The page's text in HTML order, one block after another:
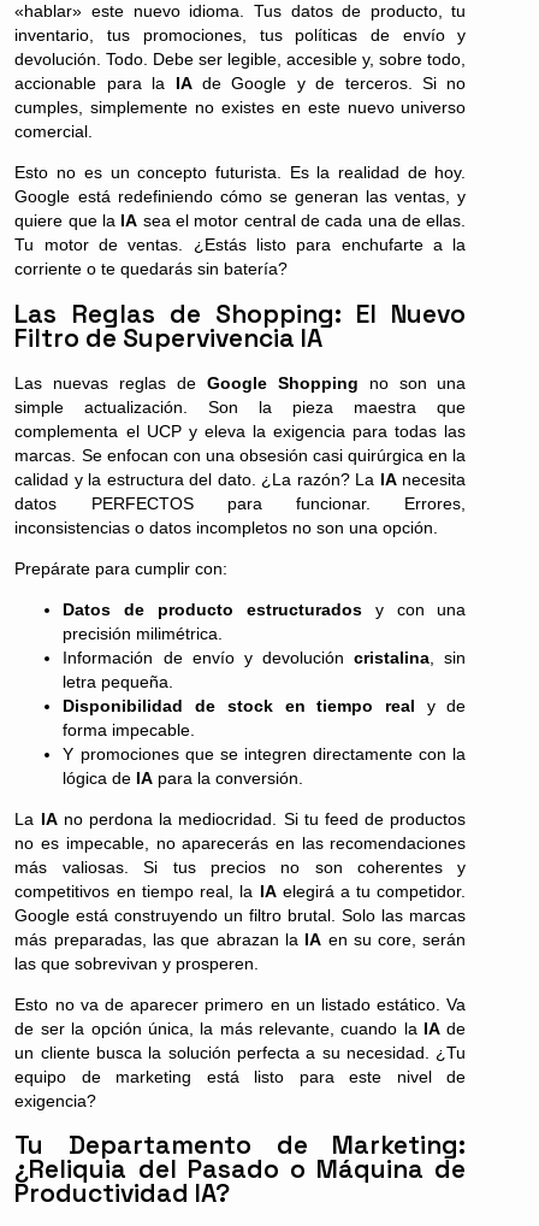
«hablar» este nuevo idioma. Tus datos de producto, tu
inventario, tus promociones, tus políticas de envío y
devolución. Todo. Debe ser legible, accesible y, sobre todo,
accionable para la IAde Google y de terceros. Si no
cumples, simplemente no existes en este nuevo universo
comercial.
Esto no es un concepto futurista. Es la realidad de hoy.
Google está redefiniendo cómo se generan las ventas, y
quiere que la IA sea el motor central de cada una de ellas.
Tu motor de ventas. ¿Estás listo para enchufarte a la
corriente o te quedarás sin batería?
Las Reglas de Shopping: El Nuevo
Filtro de Supervivencia IA
Las nuevas reglas de Google Shopping no son una
simple actualización. Son la pieza maestra que
complementa el UCP y eleva la exigencia para todas las
marcas. Se enfocan con una obsesión casi quirúrgica en la
calidad y la estructura del dato. ¿La razón? La IAnecesita
datos PERFECTOS para funcionar. Errores,
inconsistencias o datos incompletos no son una opción.
Prepárate para cumplir con:
Datos de producto estructuradosy con una
precisión milimétrica.
Información de envío y devolucióncristalina , sin
letra pequeña.
Disponibilidad de stock en tiempo real y de
forma impecable.
Y promociones que se integren directamente con la
lógica de IA para la conversión.
La IAno perdona la mediocridad. Si tu feed de productos
no es impecable, no aparecerás en las recomendaciones
más valiosas. Si tus precios no son coherentes y
competitivos en tiempo real, la IAelegirá a tu competidor.
Google está construyendo un filtro brutal. Solo las marcas
más preparadas, las que abrazan la IA en su core, serán
las que sobrevivan y prosperen.
Esto no va de aparecer primero en un listado estático. Va
de ser la opción única, la más relevante, cuando la IA de
un cliente busca la solución perfecta a su necesidad. ¿Tu
equipo de marketing está listo para este nivel de
exigencia?
Tu Departamento de Marketing:
¿Reliquia del Pasado o Máquina de
Productividad IA?